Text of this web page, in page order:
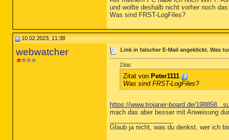
und wollte deshalb nicht vorher noch
Was sind FRST-LogFiles?
10.02.2023, 11:38
webwatcher Link in falscher E-Mail angeklickt. Was
Zitat:
Zitat von Peter1111
Was sind FRST-LogFiles?
https://www.trojaner-board.de/
mach das aber besser mit Anweisung
Glaub ja nicht, was du denkst, wer ich